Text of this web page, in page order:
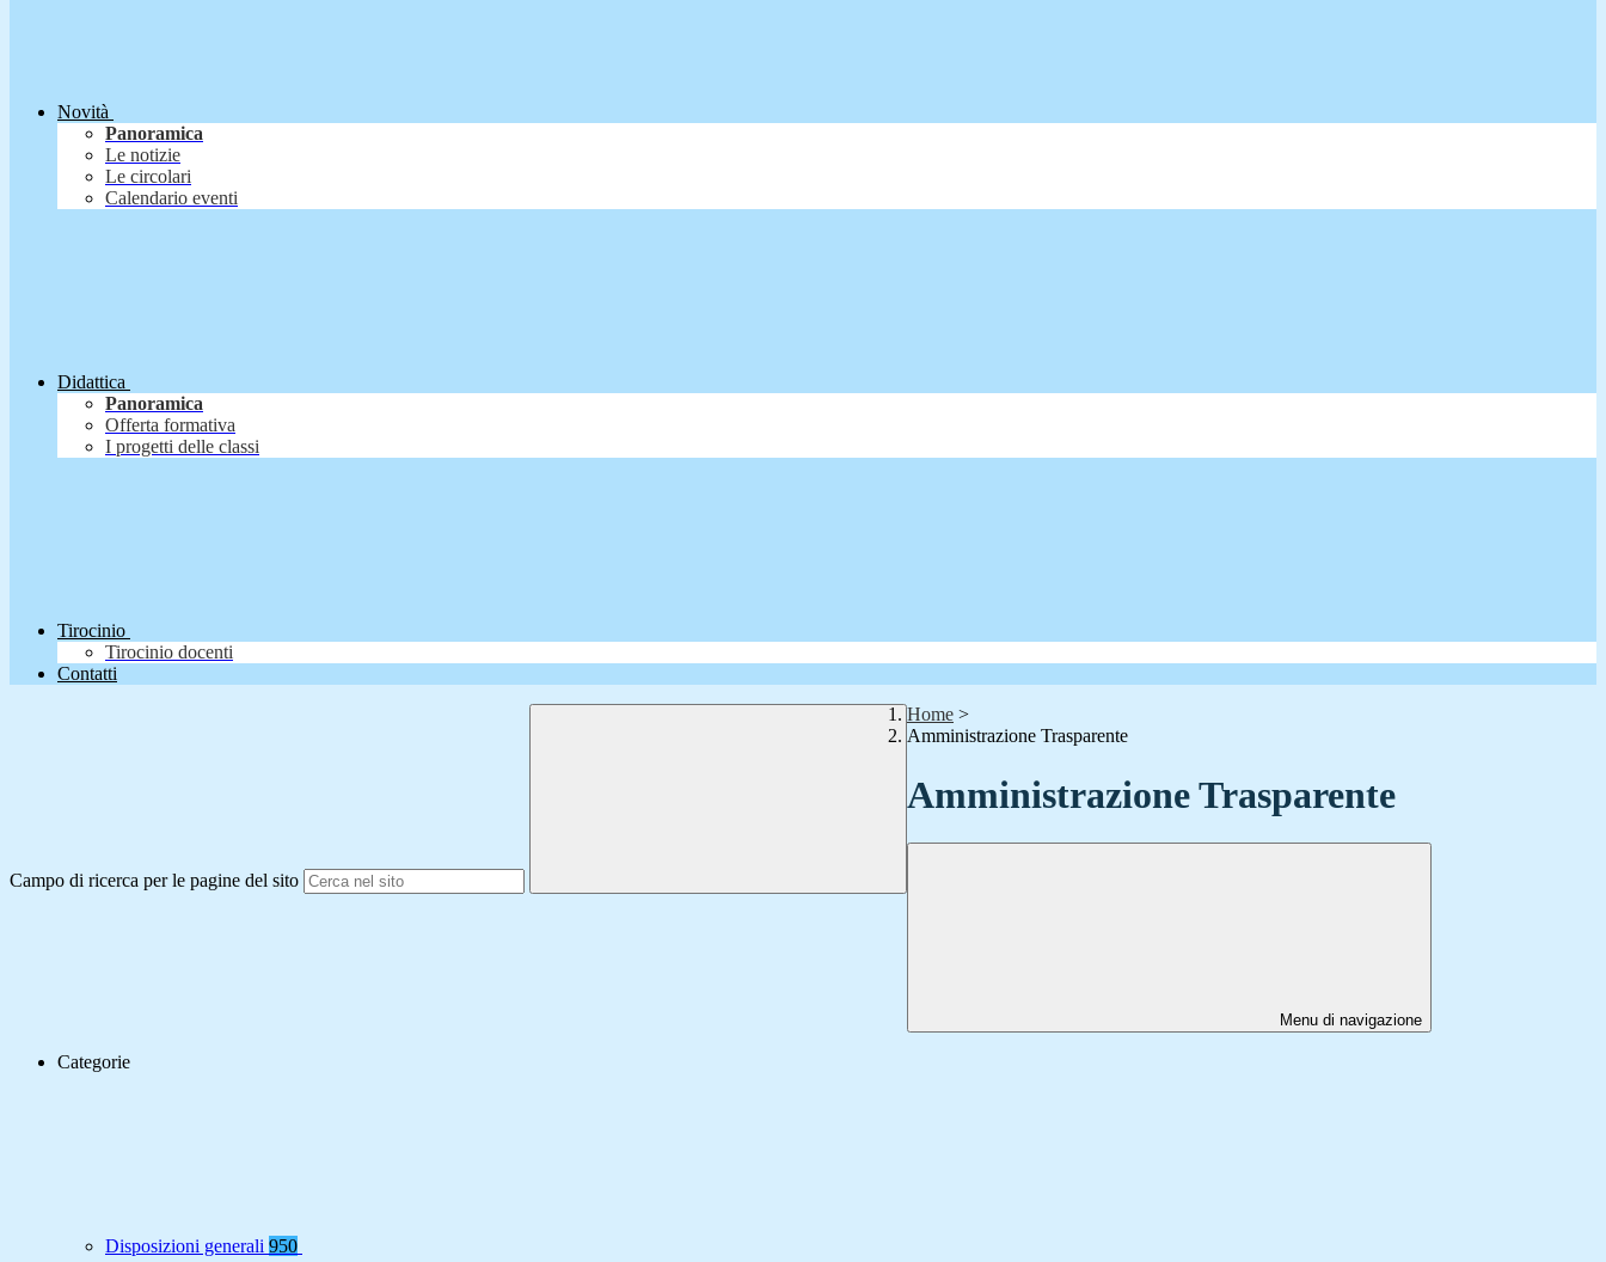
Novità
Panoramica
Le notizie
Le circolari
Calendario eventi
Didattica
Panoramica
Offerta formativa
I progetti delle classi
Tirocinio
Tirocinio docenti
Contatti
Campo di ricerca per le pagine del sito
Home >
Amministrazione Trasparente
Amministrazione Trasparente
Menu di navigazione
Categorie
Disposizioni generali 950